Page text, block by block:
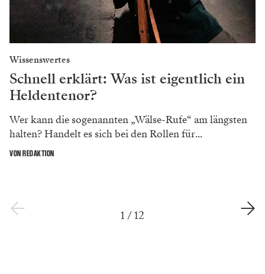
Wissenswertes
Schnell erklärt: Was ist eigentlich ein
Heldentenor?
Wer kann die sogenannten „Wälse-Rufe“ am längsten
halten? Handelt es sich bei den Rollen für...
VON REDAKTION
1 /12